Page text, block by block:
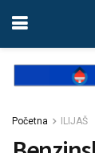
Početna ILIJAŠ